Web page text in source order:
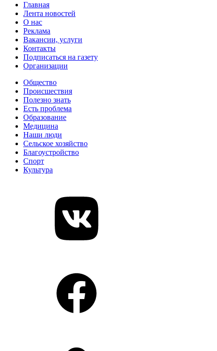
Главная
Лента новостей
О нас
Реклама
Вакансии, услуги
Контакты
Подписаться на газету
Организации
Общество
Происшествия
Полезно знать
Есть проблема
Образование
Медицина
Наши люди
Сельское хозяйство
Благоустройство
Спорт
Культура